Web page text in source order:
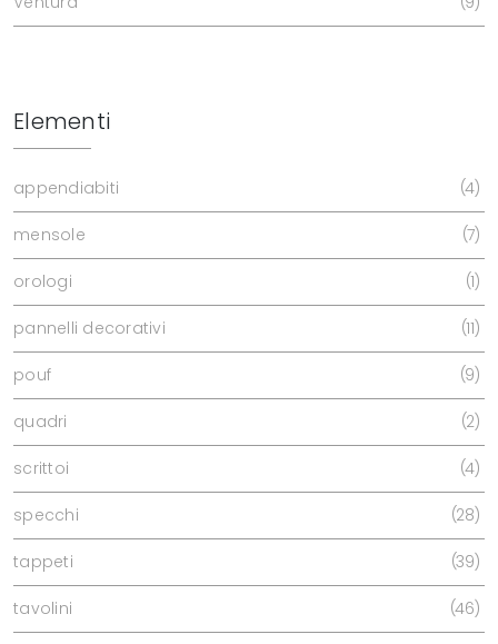
Elementi
appendiabiti 4
mensole 7
orologi 1
pannelli decorativi 11
pouf 9
quadri 2
scrittoi 4
specchi 28
tappeti 39
tavolini 46